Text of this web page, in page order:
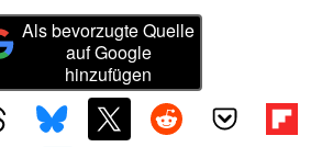
Als bevorzugte Quelle
auf Google
hinzufügen